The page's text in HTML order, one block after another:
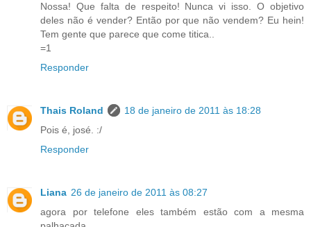
Nossa! Que falta de respeito! Nunca vi isso. O objetivo
deles não é vender? Então por que não vendem? Eu hein!
Tem gente que parece que come titica..
=1
Responder
Thais Roland
18 de janeiro de 2011 às 18:28
Pois é, josé. :/
Responder
Liana 26 de janeiro de 2011 às 08:27
agora por telefone eles também estão com a mesma